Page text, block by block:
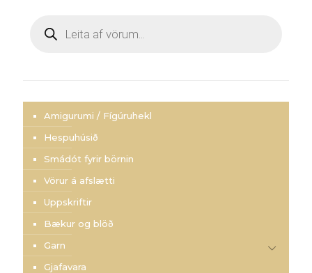
search
Amigurumi / Fígúruhekl
Hespuhúsið
Smádót fyrir börnin
Vörur á afslætti
Uppskriftir
Bækur og blöð
Garn
Gjafavara